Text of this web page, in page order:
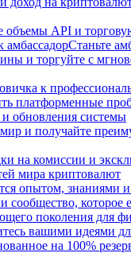
объемы API и
амбассадорСтаньте
и торгуйте с
к
платформенные
обновления системы
и получайте
на комиссии и
мира криптовалют
опытом, знаниями
сообщество, которое
поколения для
вашими идеями
на 100%